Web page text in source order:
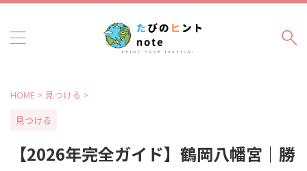
HOME > 見つける >
見つける
【2026年完全ガイド】鶴岡八幡宮｜勝